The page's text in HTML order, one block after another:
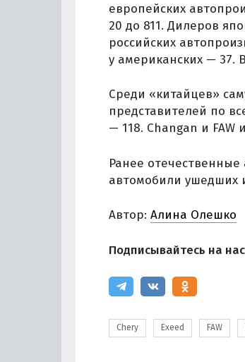
европейских
20 до 811. Дилеров
российских
у американских — 37.
Среди «китайцев»
представителей по
— 118. Changan и FAW
Ранее
автомобили ушедших
Автор: Алина Олешко
Подписывайтесь на
Chery Exeed FAW